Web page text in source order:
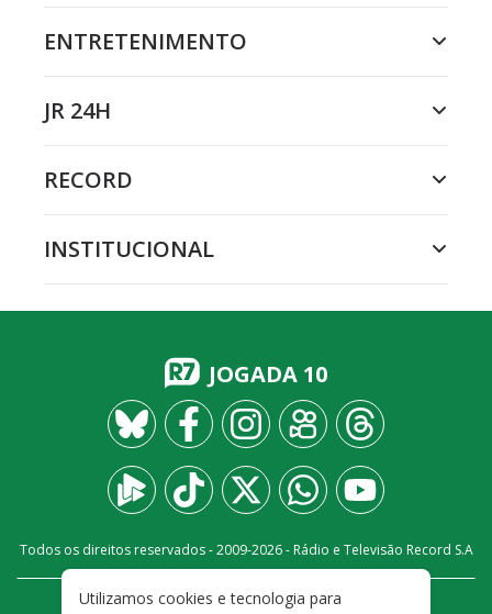
ENTRETENIMENTO
JR 24H
RECORD
INSTITUCIONAL
JOGADA 10
Todos os direitos reservados - 2009-2026- Rádio e Televisão Record S.A
Utilizamos cookies e tecnologia para